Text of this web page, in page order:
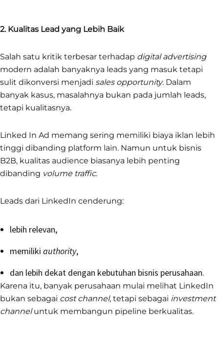
2. Kualitas Lead yang Lebih Baik
Salah satu kritik terbesar terhadap digital advertising
modern adalah banyaknya leads yang masuk tetapi
sulit dikonversi menjadi sales opportunity. Dalam
banyak kasus, masalahnya bukan pada jumlah leads,
tetapi kualitasnya.
Linked In Ad memang sering memiliki biaya iklan lebih
tinggi dibanding platform lain. Namun untuk bisnis
B2B, kualitas audience biasanya lebih penting
dibanding volume traffic.
Leads dari LinkedIn cenderung:
lebih relevan,
memiliki authority,
dan lebih dekat dengan kebutuhan bisnis perusahaan.
Karena itu, banyak perusahaan mulai melihat LinkedIn
bukan sebagai cost channel, tetapi sebagai investment
channeluntuk membangun pipeline berkualitas.